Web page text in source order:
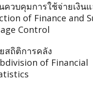
ควบคุมการใช้จ่ายเงิน
of Finance and
Control
สถิติการคลัง
of Financial